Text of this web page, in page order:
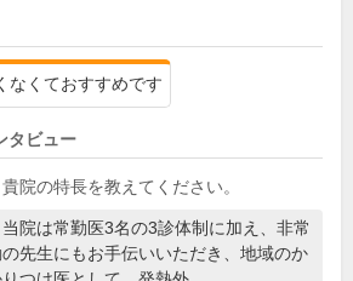
なくておすすめです
タビュー
貴院の特長を教えてください。
当院は常勤医3名の3診体制に加え、非常
先生にもお手伝いいただき、地域のか